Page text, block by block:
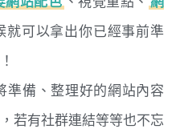
就可以拿出你已經事前準
準備、整理好的網站內容
若有社群連結等等也不忘